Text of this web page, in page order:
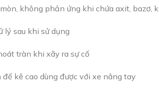
không phản ứng khi chứa axit, bazơ,
lý sau khi sử dụng
tràn khi xãy ra sự cố
kê cao dùng được với xe nâng tay